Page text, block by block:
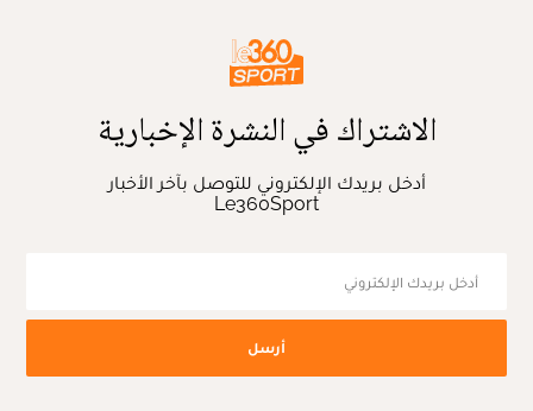
الاشتراك في النشرة الإخبارية
أدخل بريدك الإلكتروني للتوصل بآخر الأخبار
Le360Sport
أرسل